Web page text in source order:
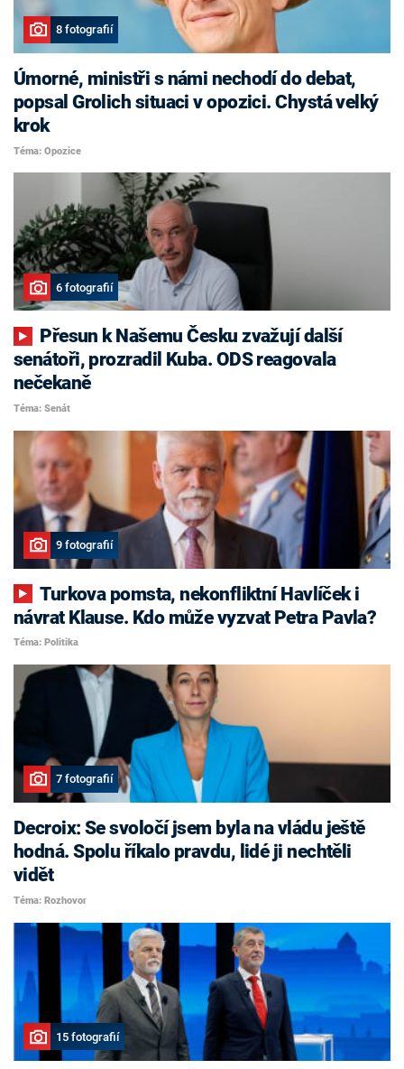
8 fotografií
Úmorné, ministři s námi nechodí do debat,
popsal Grolich situaci v opozici. Chystá velký
krok
Téma: Opozice
6 fotografií
senátoři, prozradil Kuba. ODS reagovala
nečekaně
Téma: Senát
9 fotografií
Turkova pomsta, nekonfliktní Havlíček i
návrat Klause. Kdo může vyzvat Petra Pavla?
Téma: Politika
7 fotografií
Decroix: Se svoločí jsem byla na vládu ještě
hodná. Spolu říkalo pravdu, lidé ji nechtěli
vidět
Téma: Rozhovor
15 fotografií